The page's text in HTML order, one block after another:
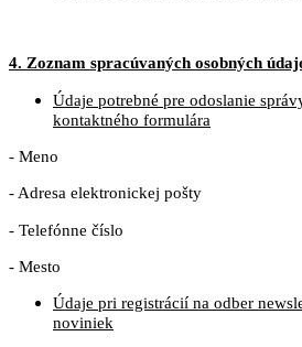
4. Zoznam spracúvaných osobných
Údaje potrebné pre odoslanie
kontaktného formulára
- Meno
- Adresa elektronickej pošty
- Telefónne číslo
- Mesto
Údaje pri registrácií na odber
noviniek